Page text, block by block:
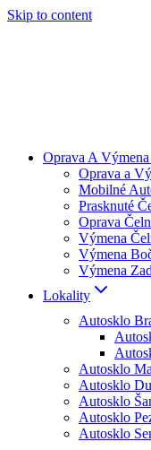
Skip to content
Oprava A
Oprava a
Mobilné
Prasknuté
Oprava
Výmena
Výmena
Výmena
Lokality
Autosklo
Autosklo
Autosklo
Autosklo
Autosklo
Autosklo